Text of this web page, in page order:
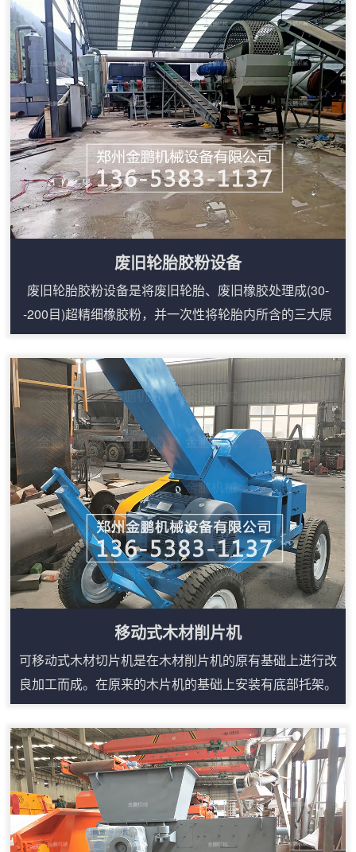
废旧轮胎胶粉设备
废旧轮胎胶粉设备是将废旧轮胎、废旧橡胶处理成(30-
-200目)超精细橡胶粉，并一次性将轮胎内所含的三大原
料：橡胶、钢丝、纤维彻底分离。通过“橡胶还原剂”可将
废旧橡胶还原至末硫化之前的状态，制作各类橡胶制品，
以达到废物循环再利用。基本原理废旧轮胎胶粉设备是它
由切圈口机、切条机、切块机、800辊筒磨粉机、双磁选
机、旋风上料机、精细磨粉机、筛选机、单磁选机、自动
输送机、配电柜，这11部分组成自动...
移动式木材削片机
可移动式木材切片机是在木材削片机的原有基础上进行改
良加工而成。在原来的木片机的基础上安装有底部托架。
并以汽车车轮作为移动装置，大大的增加了移动式木材切
片机的使用安全性能。木材削片机的主要切削原料是剥皮
后的小径木、竹材、板皮材及采伐次薪材余料等。但对于
过粗（350mm以上）过细（30mm以下）过短（250mm
以下）过薄（5mm以下）及不规则原料（未分解的树
墩、枝杈等）不充分具有均匀切削的功能，...